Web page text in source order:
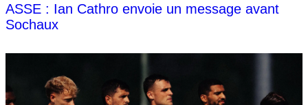
ASSE : Ian Cathro envoie un message avant
Sochaux